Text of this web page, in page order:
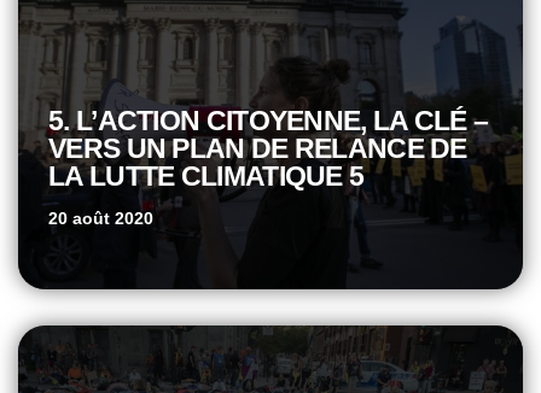
5. L’ACTION CITOYENNE, LA CLÉ –
VERS UN PLAN DE RELANCE DE
LA LUTTE CLIMATIQUE 5
20 août 2020